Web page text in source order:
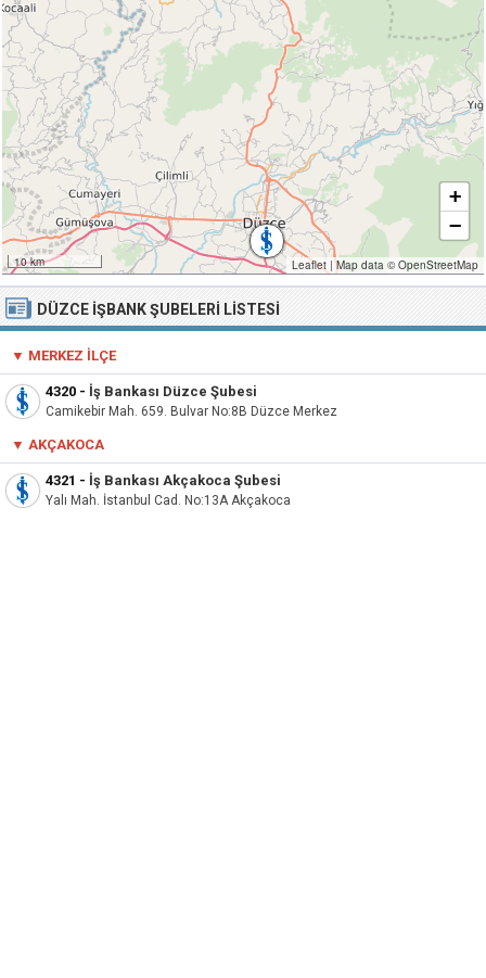
10 km
+
−
Leaflet |Map data ©OpenStreetMap
DÜZCE İŞBANK ŞUBELERI LISTESI
▼ MERKEZ İLÇE
4320 - İş Bankası Düzce Şubesi
Camikebir Mah. 659. Bulvar No:8B Düzce Merkez
▼ AKÇAKOCA
4321 - İş Bankası Akçakoca Şubesi
Yalı Mah. İstanbul Cad. No:13A Akçakoca